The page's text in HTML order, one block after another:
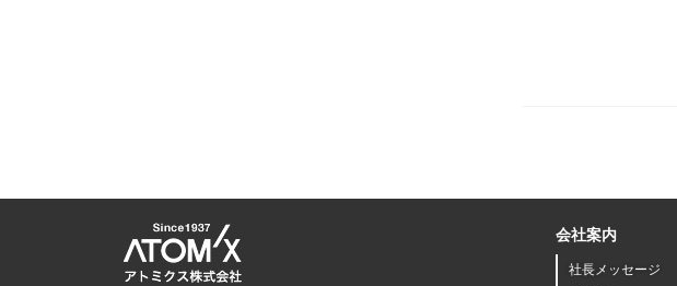
会社案内
社長メッセージ